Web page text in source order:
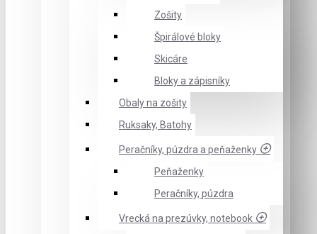
Zošity
Špirálové bloky
Skicáre
Bloky a zápisníky
Obaly na zošity
Ruksaky, Batohy
Peračníky, púzdra a peňaženky
Peňaženky
Peračníky, púzdra
Vrecká na prezúvky, notebook